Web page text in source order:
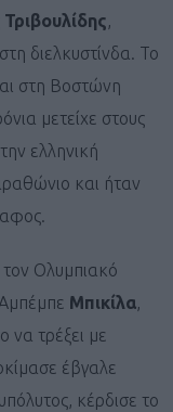
Τριβουλίδης,
διελκυστίνδα. Το
στη Βοστώνη
μετείχε στους
ελληνική
και ήταν
Ολυμπιακό
Μπικίλα,
να τρέξει με
έβγαλε
κέρδισε το